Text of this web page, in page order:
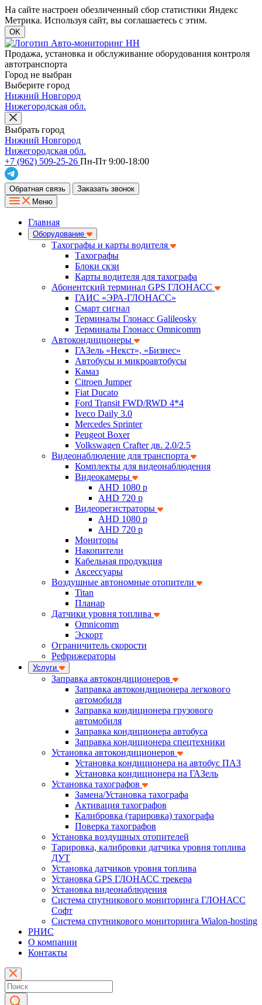
На сайте настроен обезличенный сбор статистики Яндекс
Метрика. Используя сайт, вы соглашаетесь с этим.
OK
Продажа, установка и обслуживание оборудования контроля
автотранспорта
Город не выбран
Выберите город
Нижний Новгород
Нижегородская обл.
Выбрать город
Нижний Новгород
Нижегородская обл.
+7 (962) 509-25-26 Пн-Пт 9:00-18:00
Обратная связь
Заказать звонок
Меню
Главная
Оборудование
Тахографы и карты водителя
Тахографы
Блоки скзи
Карты водителя для тахографа
Абонентский терминал GPS ГЛОНАСС
ГАИС «ЭРА-ГЛОНАСС»
Смарт сигнал
Терминалы Глонасс Galileosky
Терминалы Глонасс Omnicomm
Автокондиционеры
ГАЗель «Некст», «Бизнес»
Автобусы и микроавтобусы
Камаз
Citroen Jumper
Fiat Ducato
Ford Transit FWD/RWD 4*4
Iveco Daily 3.0
Mercedes Sprinter
Peugeot Boxer
Volkswagen Crafter дв. 2.0/2.5
Видеонаблюдение для транспорта
Комплекты для видеонаблюдения
Видеокамеры
AHD 1080 p
AHD 720 p
Видеорегистраторы
AHD 1080 p
AHD 720 p
Мониторы
Накопители
Кабельная продукция
Аксессуары
Воздушные автономные отопители
Titan
Планар
Датчики уровня топлива
Omnicomm
Эскорт
Ограничитель скорости
Рефрижераторы
Услуги
Заправка автокондиционеров
Заправка автокондиционера легкового
автомобиля
Заправка кондиционера грузового
автомобиля
Заправка кондиционера автобуса
Заправка кондиционера спецтехники
Установка автокондиционеров
Установка кондиционера на автобус ПАЗ
Установка кондиционера на ГАЗель
Установка тахографов
Замена/Установка тахографа
Активация тахографов
Калибровка (тарировка) тахографа
Поверка тахографов
Установка воздушных отопителей
Тарировка, калибровки датчика уровня топлива
ДУТ
Установка датчиков уровня топлива
Установка GPS ГЛОНАСС трекера
Установка видеонаблюдения
Система спутникового мониторинга ГЛОНАСС
Софт
Система спутникового мониторинга Wialon-hosting
РНИС
О компании
Контакты